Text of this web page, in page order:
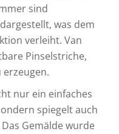
sind
was dem
verleiht. Van
Pinselstriche,
erzeugen.
nur ein einfaches
spiegelt auch
Gemälde wurde